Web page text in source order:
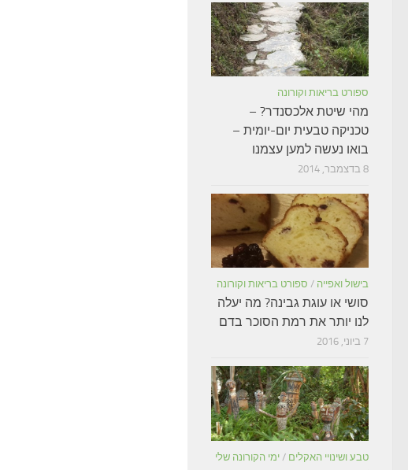
ספורט בריאות וקורונה
מהי שיטת אלכסנדר? –
טכניקה טבעית יום-יומית –
בואו נעשה למען עצמנו
8 בדצמבר, 2014
בישול ואפייה / ספורט בריאות וקורונה
סושי או עוגת גבינה? מה יעלה
לנו יותר את רמת הסוכר בדם
7 ביוני, 2016
טבע ושינויי האקלים / ימי הקורונה שלי